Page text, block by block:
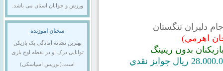
دليران تنگستان
اهرمي)
ورزش و جوانان استان می باشد.
سخنان اموزنده
بهترین نشانه آمادگی یک بازیکن
توانایی درک او در نقطه اوج بازی
است.(بوریس اسپاسکی)